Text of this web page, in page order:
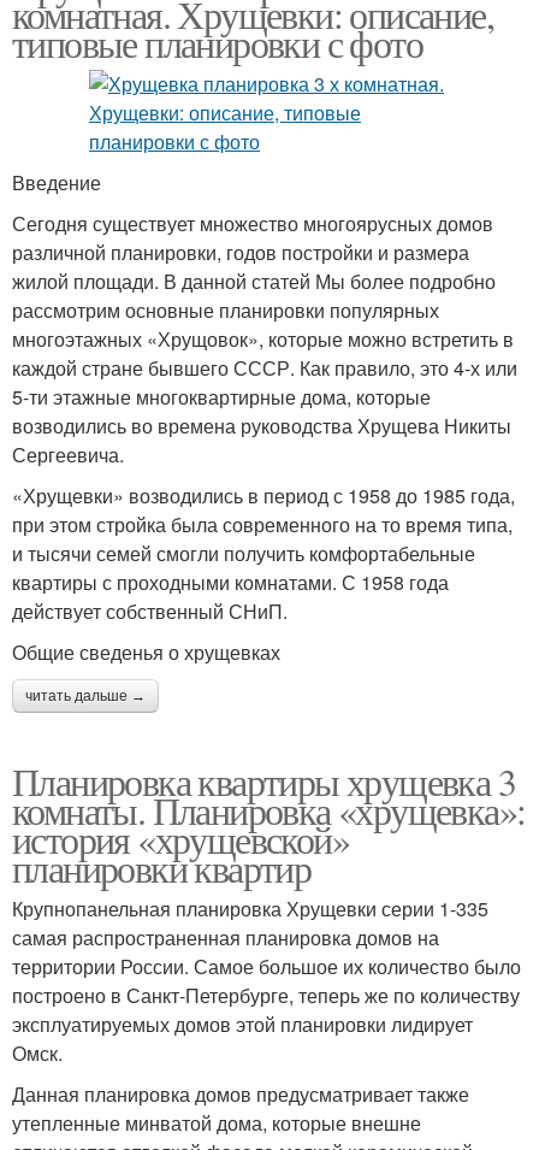
комнатная. Хрущевки: описание,
типовые планировки с фото
Введение
Сегодня существует множество многоярусных домов
различной планировки, годов постройки и размера
жилой площади. В данной статей Мы более подробно
рассмотрим основные планировки популярных
многоэтажных «Хрущовок», которые можно встретить в
каждой стране бывшего СССР. Как правило, это 4-х или
5-ти этажные многоквартирные дома, которые
возводились во времена руководства Хрущева Никиты
Сергеевича.
«Хрущевки» возводились в период с 1958 до 1985 года,
при этом стройка была современного на то время типа,
и тысячи семей смогли получить комфортабельные
квартиры с проходными комнатами. С 1958 года
действует собственный СНиП.
Общие сведенья о хрущевках
читать дальше →
Планировка квартиры хрущевка 3
комнаты. Планировка «хрущевка»:
история «хрущевской»
планировки квартир
Крупнопанельная планировка Хрущевки серии 1-335
самая распространенная планировка домов на
территории России. Самое большое их количество было
построено в Санкт-Петербурге, теперь же по количеству
эксплуатируемых домов этой планировки лидирует
Омск.
Данная планировка домов предусматривает также
утепленные минватой дома, которые внешне